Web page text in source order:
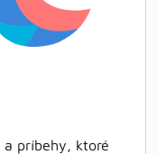
príbehy, ktoré